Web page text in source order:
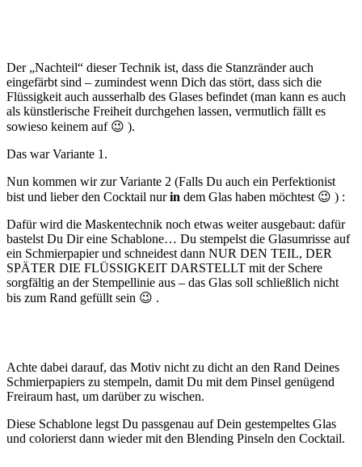
Der „Nachteil“ dieser Technik ist, dass die Stanzränder auch
eingefärbt sind – zumindest wenn Dich das stört, dass sich die
Flüssigkeit auch ausserhalb des Glases befindet (man kann es auch
als künstlerische Freiheit durchgehen lassen, vermutlich fällt es
sowieso keinem auf 😉 ).
Das war Variante 1.
Nun kommen wir zur Variante 2 (Falls Du auch ein Perfektionist
bist und lieber den Cocktail nurin dem Glas haben möchtest 😉 ) :
Dafür wird die Maskentechnik noch etwas weiter ausgebaut: dafür
bastelst Du Dir eine Schablone… Du stempelst die Glasumrisse auf
ein Schmierpapier und schneidest dann NUR DEN TEIL, DER
SPÄTER DIE FLÜSSIGKEIT DARSTELLT mit der Schere
sorgfältig an der Stempellinie aus – das Glas soll schließlich nicht
bis zum Rand gefüllt sein 😉 .
Achte dabei darauf, das Motiv nicht zu dicht an den Rand Deines
Schmierpapiers zu stempeln, damit Du mit dem Pinsel genügend
Freiraum hast, um darüber zu wischen.
Diese Schablone legst Du passgenau auf Dein gestempeltes Glas
und colorierst dann wieder mit den Blending Pinseln den Cocktail.